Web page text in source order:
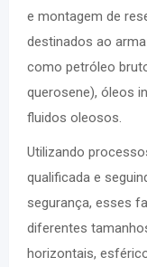
e montagem de
destinados ao
como petróleo
querosene), óleos
fluidos oleosos.
Utilizando
qualificada e
segurança, esses
diferentes
horizontais,